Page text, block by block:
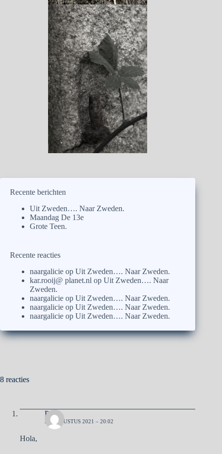
Recente berichten
Uit Zweden…. Naar Zweden.
Maandag De 13e
Grote Teen.
Recente reacties
naargalicie op Uit Zweden…. Naar Zweden.
kar.rooij@ planet.nl op Uit Zweden…. Naar
Zweden.
naargalicie op Uit Zweden…. Naar Zweden.
naargalicie op Uit Zweden…. Naar Zweden.
naargalicie op Uit Zweden…. Naar Zweden.
8 reacties
Pa
23 AUGUSTUS 2021 – 20:02
Hola,